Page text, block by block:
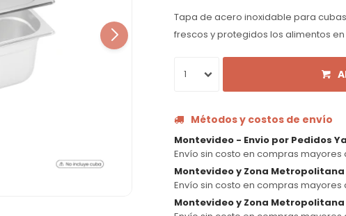
Tapa de acero inoxidable para
frescos y protegidos los alimentos
1
Métodos y costos de envío
Montevideo - Envio por Pedidos Ya
Envío sin costo en compras mayores
Montevideo y Zona
Envío sin costo en compras mayores
Montevideo y Zona Metropolitana